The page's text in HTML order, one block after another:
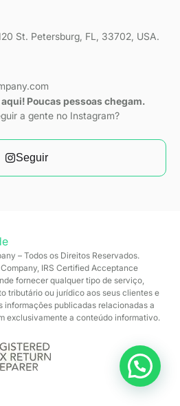
St. Petersburg, FL, 33702, USA.
Poucas pessoas chegam.
a gente no Instagram?
Seguir
– Todos os Direitos Reservados.
IRS Certified Acceptance
fornecer qualquer tipo de serviço,
tributário ou jurídico aos seus clientes e
informações publicadas relacionadas a
exclusivamente a conteúdo informativo.